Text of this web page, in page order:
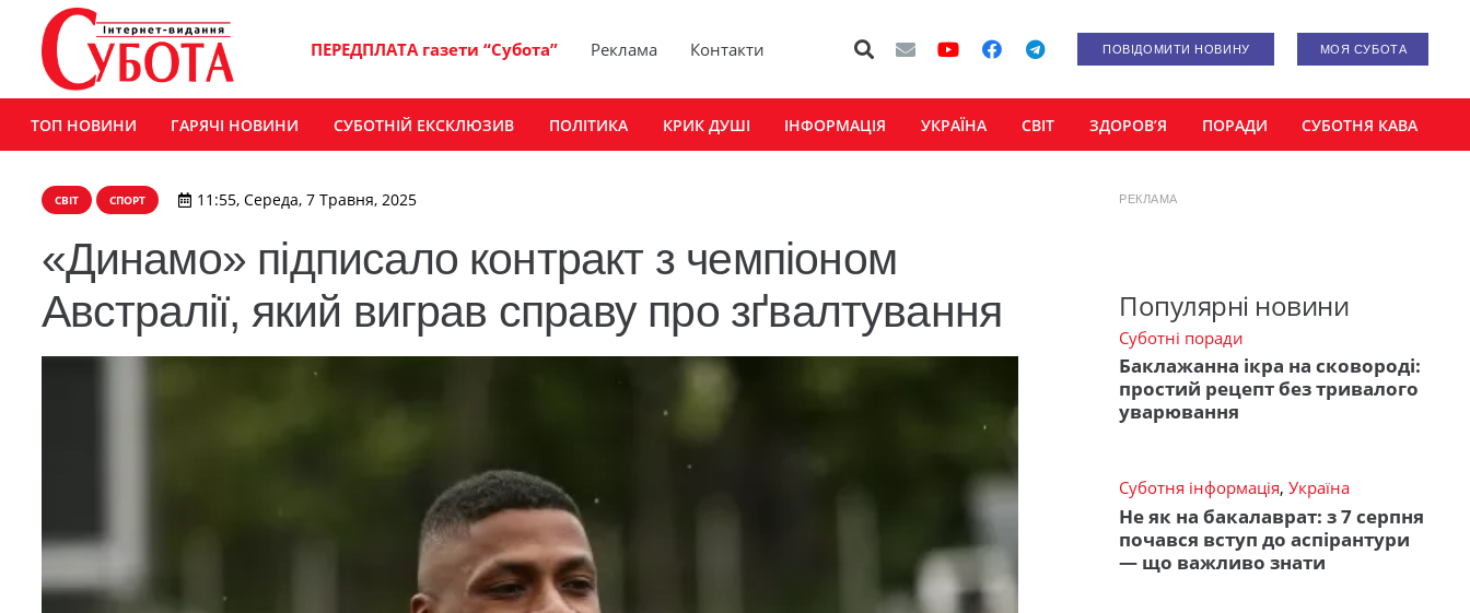
ПЕРЕДПЛАТА газети “Субота” Реклама Контакти ПОВІДОМИТИ НОВИНУ МОЯ СУБОТА
ТОП НОВИНИ ГАРЯЧІ НОВИНИ СУБОТНІЙ ЕКСКЛЮЗИВ ПОЛІТИКА КРИК ДУШІ ІНФОРМАЦІЯ УКРАЇНА СВІТ ЗДОРОВ’Я ПОРАДИ СУБОТНЯ КАВА
СВІТ СПОРТ 11:55, Середа, 7 Травня, 2025
«Динамо» підписало контракт з чемпіоном
Австралії, який виграв справу про зґвалтування
РЕКЛАМА
Популярні новини
Суботні поради
Баклажанна ікра на сковороді:
простий рецепт без тривалого
уварювання
Суботня інформація, Україна
Не як на бакалаврат: з 7 серпня
почався вступ до аспірантури
— що важливо знати